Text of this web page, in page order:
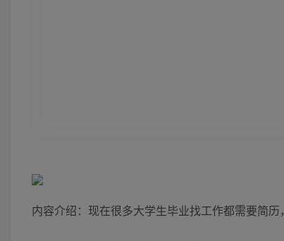
内容介绍：现在很多大学生毕业找工作都需要简历，